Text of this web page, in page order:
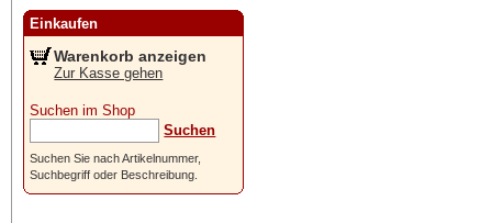
Einkaufen
Warenkorb anzeigen
Zur Kasse gehen
Suchen im Shop
Suchen
Suchen Sie nach Artikelnummer,
Suchbegriff oder Beschreibung.